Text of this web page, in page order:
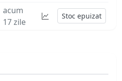
acum
17 zile
Stoc epuizat